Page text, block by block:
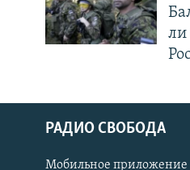
ли
РАДИО СВОБОДА
Мобильное приложение